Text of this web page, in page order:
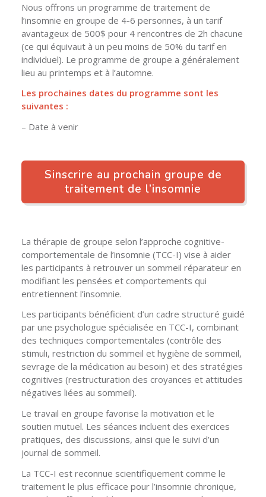
Nous offrons un programme de traitement de
l’insomnie en groupe de 4-6 personnes, à un tarif
avantageux de 500$ pour 4 rencontres de 2h chacune
(ce qui équivaut à un peu moins de 50% du tarif en
individuel). Le programme de groupe a généralement
lieu au printemps et à l’automne.
Les prochaines dates du programme sont les
suivantes :
– Date à venir
Sinscrire au prochain groupe de
traitement de l’insomnie
La thérapie de groupe selon l’approche cognitive-
comportementale de l’insomnie (TCC-I) vise à aider
les participants à retrouver un sommeil réparateur en
modifiant les pensées et comportements qui
entretiennent l’insomnie.
Les participants bénéficient d’un cadre structuré guidé
par une psychologue spécialisée en TCC-I, combinant
des techniques comportementales (contrôle des
stimuli, restriction du sommeil et hygiène de sommeil,
sevrage de la médication au besoin) et des stratégies
cognitives (restructuration des croyances et attitudes
négatives liées au sommeil).
Le travail en groupe favorise la motivation et le
soutien mutuel. Les séances incluent des exercices
pratiques, des discussions, ainsi que le suivi d’un
journal de sommeil.
La TCC-I est reconnue scientifiquement comme le
traitement le plus efficace pour l’insomnie chronique,